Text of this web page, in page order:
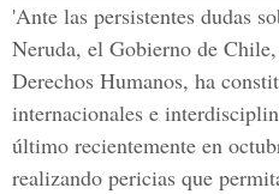
'Ante las persistentes dudas
Neruda, el Gobierno de
Derechos Humanos, ha
internacionales e
último recientemente en
realizando pericias que